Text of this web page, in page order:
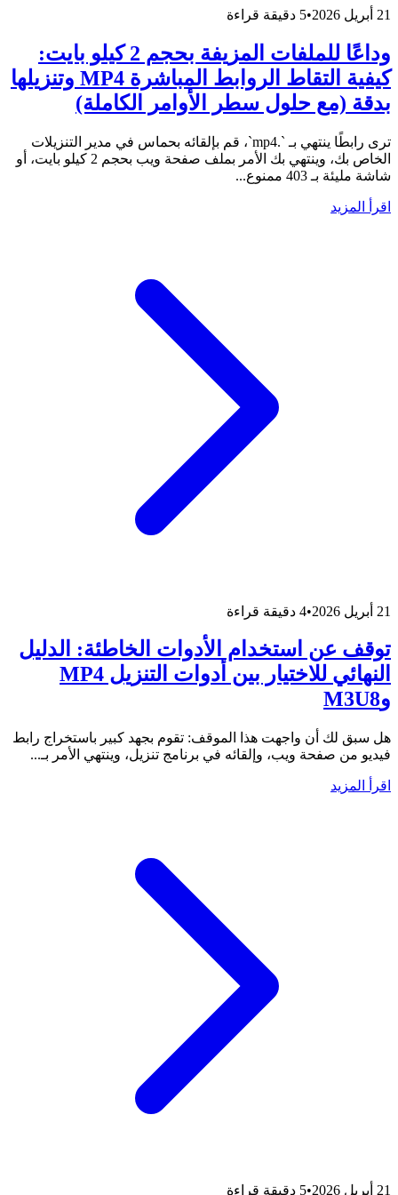
21 أبريل 2026 •5 دقيقة قراءة
وداعًا للملفات المزيفة بحجم 2 كيلو بايت:
كيفية التقاط الروابط المباشرة MP4 وتنزيلها
بدقة (مع حلول سطر الأوامر الكاملة)
ترى رابطًا ينتهي بـ `.mp4`، قم بإلقائه بحماس في مدير التنزيلات
الخاص بك، وينتهي بك الأمر بملف صفحة ويب بحجم 2 كيلو بايت، أو
شاشة مليئة بـ 403 ممنوع...
اقرأ المزيد
21 أبريل 2026 •4 دقيقة قراءة
توقف عن استخدام الأدوات الخاطئة: الدليل
النهائي للاختيار بين أدوات التنزيل MP4
وM3U8
هل سبق لك أن واجهت هذا الموقف: تقوم بجهد كبير باستخراج رابط
فيديو من صفحة ويب، وإلقائه في برنامج تنزيل، وينتهي الأمر بـ...
اقرأ المزيد
21 أبريل 2026 •5 دقيقة قراءة